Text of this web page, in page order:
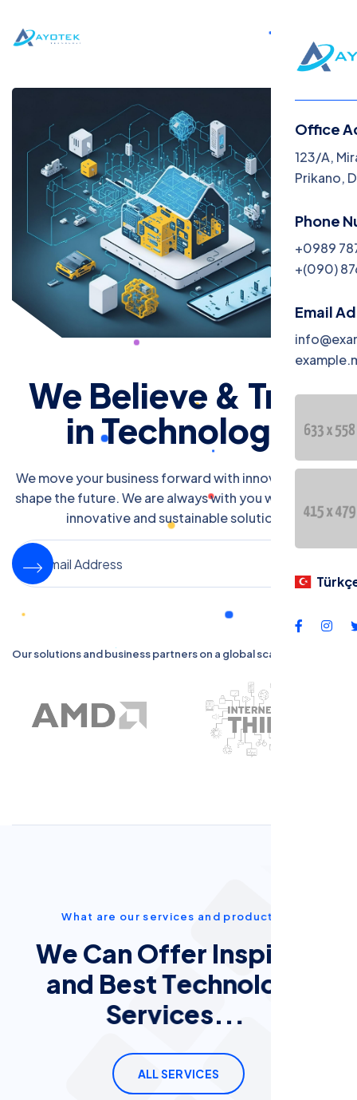
Office
123/A,
Prikano,
Phone
+0989
+(090)
Email
We Believe & Trust
in Technology
We move your business forward with innovations that
shape the future. We are always with you with reliable,
innovative and sustainable solutions.
Our solutions and business partners on a global scale
What are ou r services an d product
We Can Offer Inspi
and BestTechnolo
Services...
ALL SERVICES